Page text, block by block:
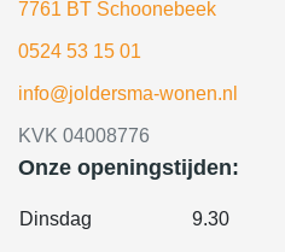
7761 BT Schoonebeek
0524 53 15 01
info@joldersma-wonen.nl
KVK 04008776
Onze openingstijden:
Dinsdag 9.30